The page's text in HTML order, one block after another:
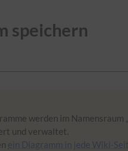
speichern
werden im Namensraum
und verwaltet.
ein Diagramm in jede Wiki-